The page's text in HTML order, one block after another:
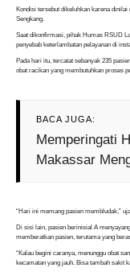
Kondisi tersebut dikeluhkan karena
Sengkang.
Saat dikonfirmasi, pihak Humas RSUD
penyebab keterlambatan pelayanan di
Pada hari itu, tercatat sebanyak 235
obat racikan yang membutuhkan proses
BACA JUGA:
Memperingati
Makassar
“Hari ini memang pasien membludak,”
Di sisi lain, pasien berinisial A
memberatkan pasien, terutama yang
“Kalau begini caranya, menunggu obat
kecamatan yang jauh. Bisa tambah sakit